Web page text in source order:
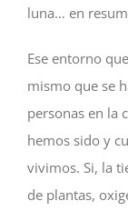
luna… en
Ese entorno
mismo que se
personas en la
hemos sido y
vivimos. Si, la
de plantas,